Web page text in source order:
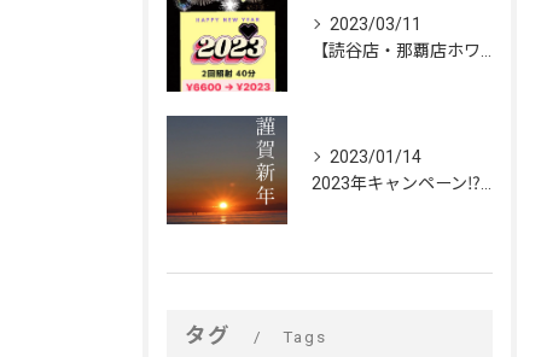
2023/03/11
2023/01/14
タグ Tags